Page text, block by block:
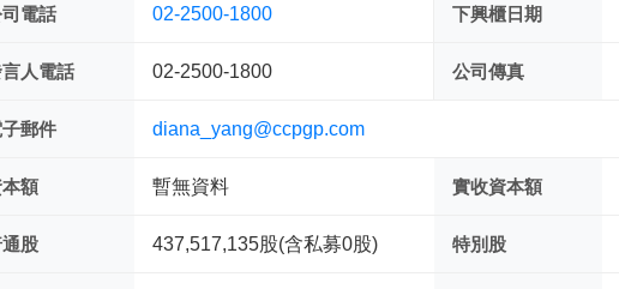
電話 02-2500-1800 下興櫃日期
人電話 02-2500-1800 公司傳真
郵件 diana_yang@ccpgp.com
額 暫無資料 實收資本額
股 437,517,135股(含私募0股) 特別股